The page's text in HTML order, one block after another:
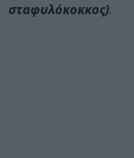
σταφυλόκοκκος).